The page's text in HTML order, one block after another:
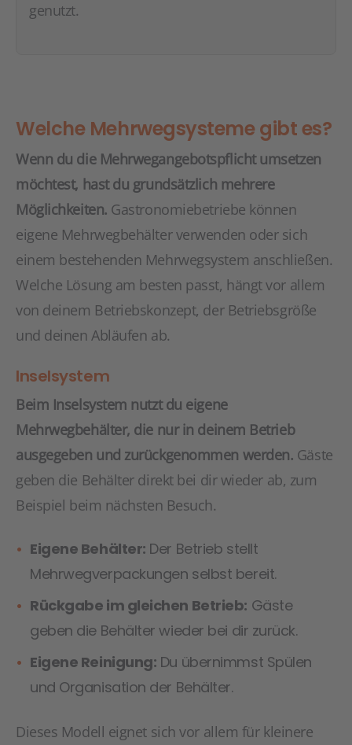
genutzt.
Welche Mehrwegsysteme gibt es?
Wenn du die Mehrwegangebotspflicht umsetzen
möchtest, hast du grundsätzlich mehrere
Möglichkeiten. Gastronomiebetriebe können
eigene Mehrwegbehälter verwenden oder sich
einem bestehenden Mehrwegsystem anschließen.
Welche Lösung am besten passt, hängt vor allem
von deinem Betriebskonzept, der Betriebsgröße
und deinen Abläufen ab.
Inselsystem
Beim Inselsystem nutzt du eigene
Mehrwegbehälter, die nur in deinem Betrieb
ausgegeben und zurückgenommen werden. Gäste
geben die Behälter direkt bei dir wieder ab, zum
Beispiel beim nächsten Besuch.
Eigene Behälter: Der Betrieb stellt
Mehrwegverpackungen selbst bereit.
Rückgabe im gleichen Betrieb: Gäste
geben die Behälter wieder bei dir zurück.
Eigene Reinigung: Du übernimmst Spülen
und Organisation der Behälter.
Dieses Modell eignet sich vor allem für kleinere